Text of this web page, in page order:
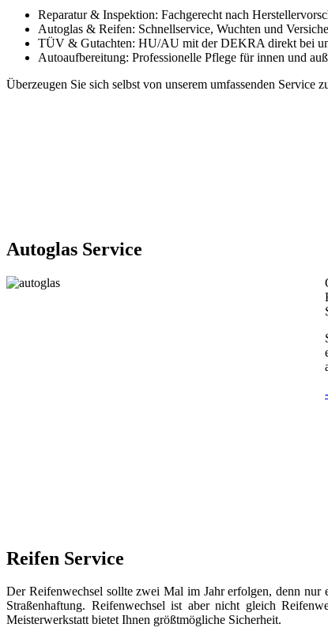
Reparatur & Inspektion: Fachgerecht nach
Autoglas & Reifen: Schnellservice, Wuchten und
TÜV & Gutachten: HU/AU mit der DEKRA direkt bei
Autoaufbereitung: Professionelle Pflege für innen und
Überzeugen Sie sich selbst von unserem umfassenden Service
Autoglas Service
Reifen Service
Der Reifenwechsel sollte zwei Mal im Jahr erfolgen, denn nur
Straßenhaftung. Reifenwechsel ist aber nicht gleich
Meisterwerkstatt bietet Ihnen größtmögliche Sicherheit.